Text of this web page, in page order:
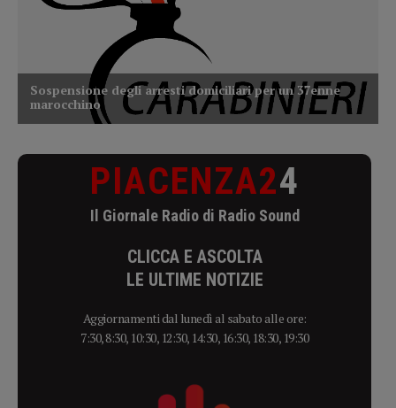
PIACENZA24
Il Giornale Radio di Radio Sound
CLICCA E ASCOLTA
LE ULTIME NOTIZIE
Aggiornamenti dal lunedì al sabato alle ore:
7:30, 8:30, 10:30, 12:30, 14:30, 16:30, 18:30, 19:30